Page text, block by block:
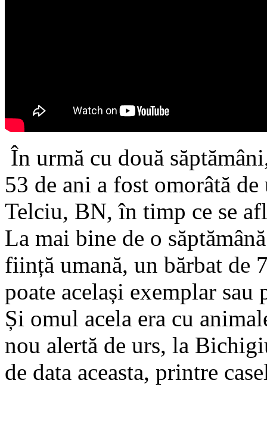
În urmă cu două
53 de ani a fost omorâtă
Telciu, BN, în timp ce se
La mai bine de o
ființă umană, un bărbat de
poate același exemplar
Și omul acela era cu
nou alertă de urs, la
de data aceasta, printre